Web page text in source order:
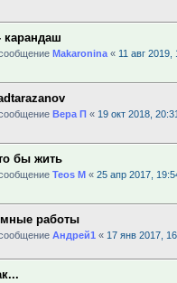
карандаш
Makaronina « 11 авг 2019,
Вера П « 19 окт 2018, 20:31
бы жить
Teos M « 25 апр 2017,
работы
Андрей1 « 17 янв 2017,